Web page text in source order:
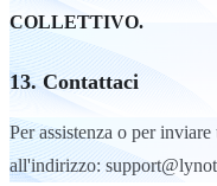
COLLETTIVO.
13. Contattaci
Per assistenza o per
all'indirizzo: